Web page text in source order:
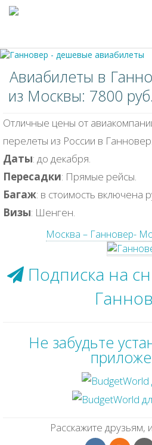
Авиабилеты в
из Москвы: 7800
Отличные цены от
перелеты из России в Ганновер.
Даты: до декабря.
Пересадки: Прямые рейсы.
Багаж: в стоимость включена
Визы: Шенген.
Москва – Ганновер-
Подписка на
Не забудьте
Расскажите друзьям,